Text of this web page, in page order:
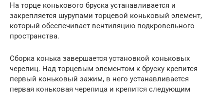
На торце конькового бруска устанавливается и
закрепляется шурупами торцевой коньковый элемент,
который обеспечивает вентиляцию подкровельного
пространства.
Сборка конька завершается установкой коньковых
черепиц. Над торцевым элементом к бруску крепится
первый коньковый зажим, в него устанавливается
первая коньковая черепица и крепится следующим